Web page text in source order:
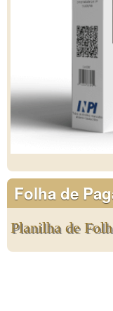
Folha de
Planilha de